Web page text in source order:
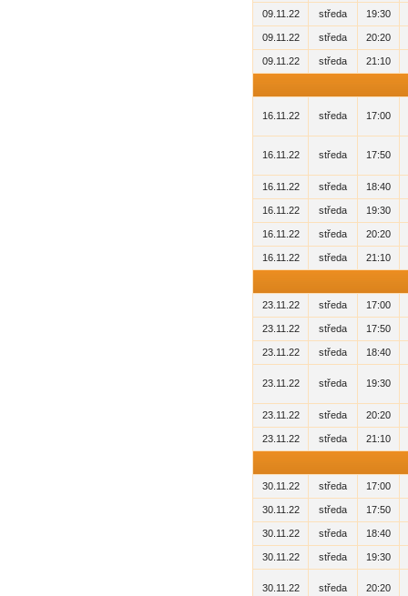
09.11.22 středa 19:30
09.11.22 středa 20:20
09.11.22 středa 21:10
16.11.22 středa 17:00
16.11.22 středa 17:50
16.11.22 středa 18:40
16.11.22 středa 19:30
16.11.22 středa 20:20
16.11.22 středa 21:10
23.11.22 středa 17:00
23.11.22 středa 17:50
23.11.22 středa 18:40
23.11.22 středa 19:30
23.11.22 středa 20:20
23.11.22 středa 21:10
30.11.22 středa 17:00
30.11.22 středa 17:50
30.11.22 středa 18:40
30.11.22 středa 19:30
30.11.22 středa 20:20